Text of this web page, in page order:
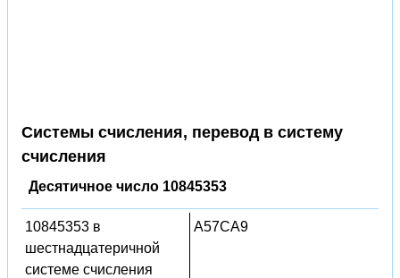
Системы счисления, перевод в систему
счисления
Десятичное число 10845353
10845353 в
шестнадцатеричной
системе счисления
A57CA9